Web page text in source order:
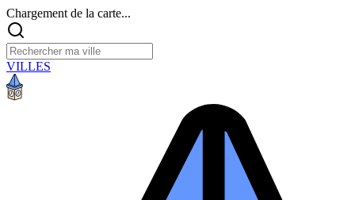
Chargement de la carte...
VILLES